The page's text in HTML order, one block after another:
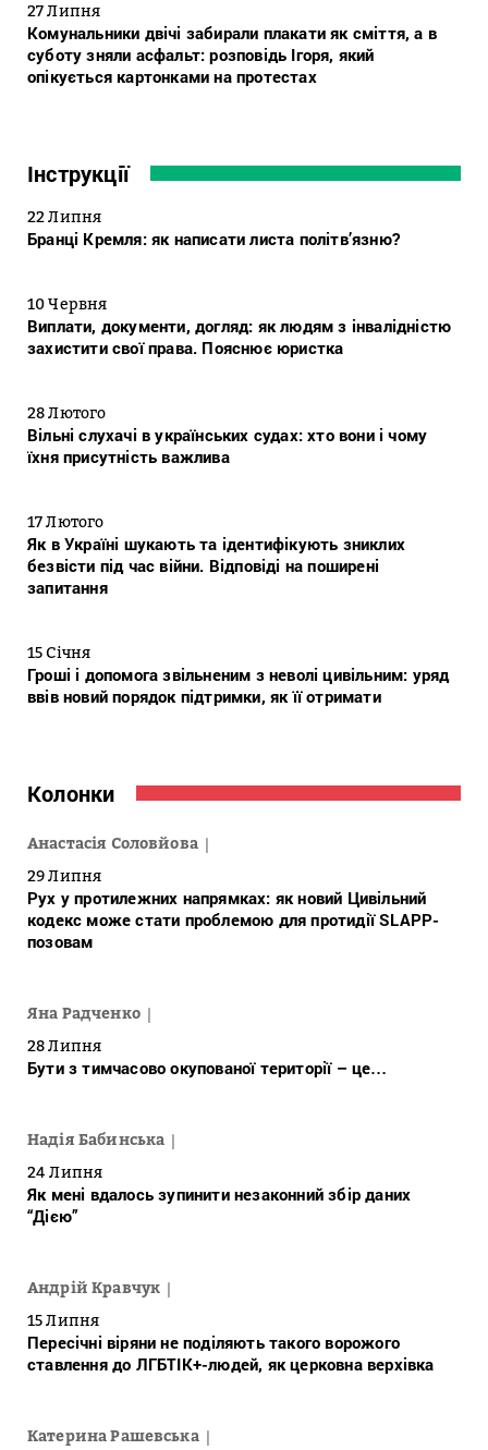
27 Липня
Комунальники двічі забирали плакати як сміття, а в
суботу зняли асфальт: розповідь Ігоря, який
опікується картонками на протестах
Інструкції
22 Липня
Бранці Кремля: як написати листа політв’язню?
10 Червня
Виплати, документи, догляд: як людям з інвалідністю
захистити свої права. Пояснює юристка
28 Лютого
Вільні слухачі в українських судах: хто вони і чому
їхня присутність важлива
17 Лютого
Як в Україні шукають та ідентифікують зниклих
безвісти під час війни. Відповіді на поширені
запитання
15 Січня
Гроші і допомога звільненим з неволі цивільним: уряд
ввів новий порядок підтримки, як її отримати
Колонки
Анастасія Соловйова
29 Липня
Рух у протилежних напрямках: як новий Цивільний
кодекс може стати проблемою для протидії SLAPP-
позовам
Яна Радченко
28 Липня
Бути з тимчасово окупованої території – це…
Надія Бабинська
24 Липня
Як мені вдалось зупинити незаконний збір даних
“Дією”
Андрій Кравчук
15 Липня
Пересічні віряни не поділяють такого ворожого
ставлення до ЛГБТІК+-людей, як церковна верхівка
Катерина Рашевська